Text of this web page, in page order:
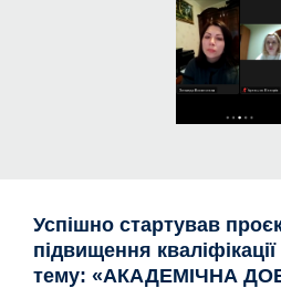
Успішно стартував
підвищення
тему: «АКАДЕМІЧНА